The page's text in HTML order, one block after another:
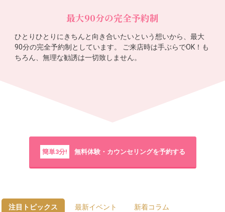
最大90分の完全予約制
ひとりひとりにきちんと向き合いたいという想いから、最大
90分の完全予約制としています。 ご来店時は手ぶらでOK！も
ちろん、無理な勧誘は一切致しません。
簡単3分! 無料体験・カウンセリングを予約する
注目トピックス 最新イベント 新着コラム